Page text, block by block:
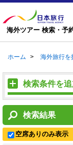
海外ツアー 検索・予
ホーム > 海外旅行を
検索条件を
検索結果
空席ありのみ表示